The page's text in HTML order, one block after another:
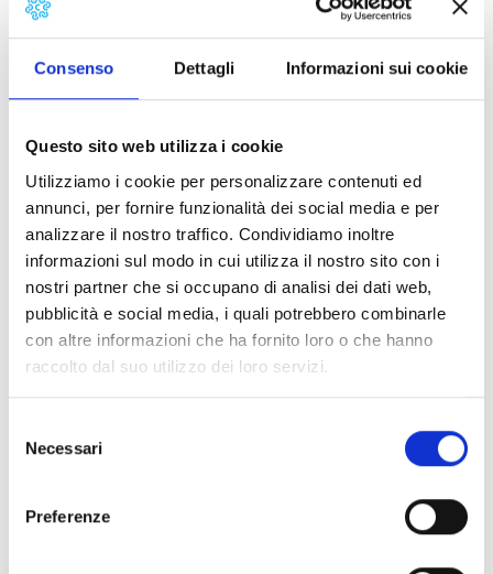
Consenso Dettagli Informazioni sui cookie
Questo sito web utilizza i cookie
Utilizziamo i cookie per personalizzare contenuti ed
annunci, per fornire funzionalità dei social media e per
analizzare il nostro traffico. Condividiamo inoltre
informazioni sul modo in cui utilizza il nostro sito con i
nostri partner che si occupano di analisi dei dati web,
pubblicità e social media, i quali potrebbero combinarle
con altre informazioni che ha fornito loro o che hanno
raccolto dal suo utilizzo dei loro servizi.
delNecessari
Preferenze
Il percorso espositivo museale si completa con quello
attiguo del Museo di Comunità ed Impresa “lavorare
liberi” e lo si può integrare con la visita all’itinerario
speleologico attrezzato dell’Antro del Corchia e a quello
Levigliani di Stazzema (ricompresi tutti nel sistema
Corchia Underground)
Utenza: scuole, gruppi organizzati, associazioni, turisti,
ecc.
Sussidi didattici: filmati e guide multimediali
L’attività didattica è compresa nel biglietto di visita,
complessivo o parziale, alle strutture del sistema
Corchia Underground
Su prenotazione e richiesta specifica
Contatti
Responsabili attività ricerca Alessia Amorfini,
tel 0584 778405